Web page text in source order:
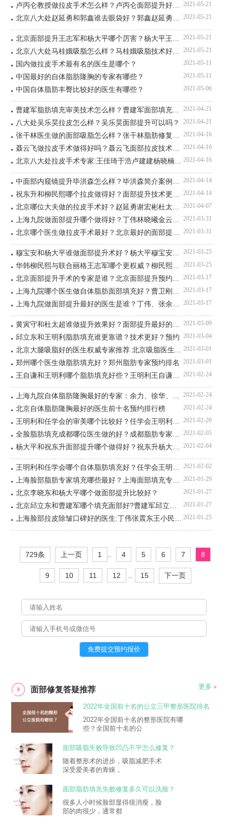
2021-05-21
2021-05-21
2021-05-21
2021-05-21
2021-05-11
国内做拉皮手术最有名的医生是哪个？
2021-05-11
中国最好的自体脂肪隆胸的专家有哪些？
2021-05-06
中国自体脂肪丰臀比较好的医生有哪些？
2021-04-21
2021-04-21
八大处吴乐昊拉皮怎么样？吴乐昊面部提升可以吗？
2021-04-16
2021-04-16
2021-04-16
2021-04-14
2021-04-14
2021-04-07
2021-03-31
2021-03-31
2021-03-25
2021-03-25
2021-03-17
2021-03-17
2021-03-17
2021-03-09
2021-03-04
邱立东和王明利脂肪填充谁更靠谱？技术更好？预约
2021-03-01
2021-03-01
郑州哪个医生做脂肪填充好？郑州脂肪专家预约排名
2021-02-24
2021-02-24
2021-02-24
北京自体脂肪隆胸最好的医生前十名预约排行榜
2021-02-20
2021-02-05
2021-02-04
2021-02-02
2021-01-29
2021-01-27
北京李晓东和杨大平哪个做面部提升比较好？
2021-01-27
2021-01-25
729条 上一页 1 4 5 6 7 8
9 10 11 12 15 下一页
面部修复答疑推荐 更多
2022年全国前十名的公立三甲整形医院排名
大全
2022年全国前十名的整形医院有哪
些？全国前十名的公
面部吸脂失败导致凹凸不平怎么修复？
随着整形术的进步，吸脂减肥手术
深受爱美者的青睐，
面部脂肪填充失败修复多久可以洗脸？
很多人小时候脸部显得很消瘦，脸
部的肉很少，通常都